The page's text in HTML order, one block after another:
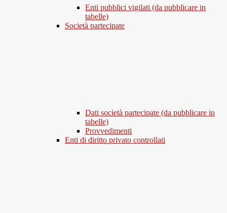
Enti pubblici vigilati (da pubblicare in
tabelle)
Società partecipate
Dati società partecipate (da pubblicare in
tabelle)
Provvedimenti
Enti di diritto privato controllati